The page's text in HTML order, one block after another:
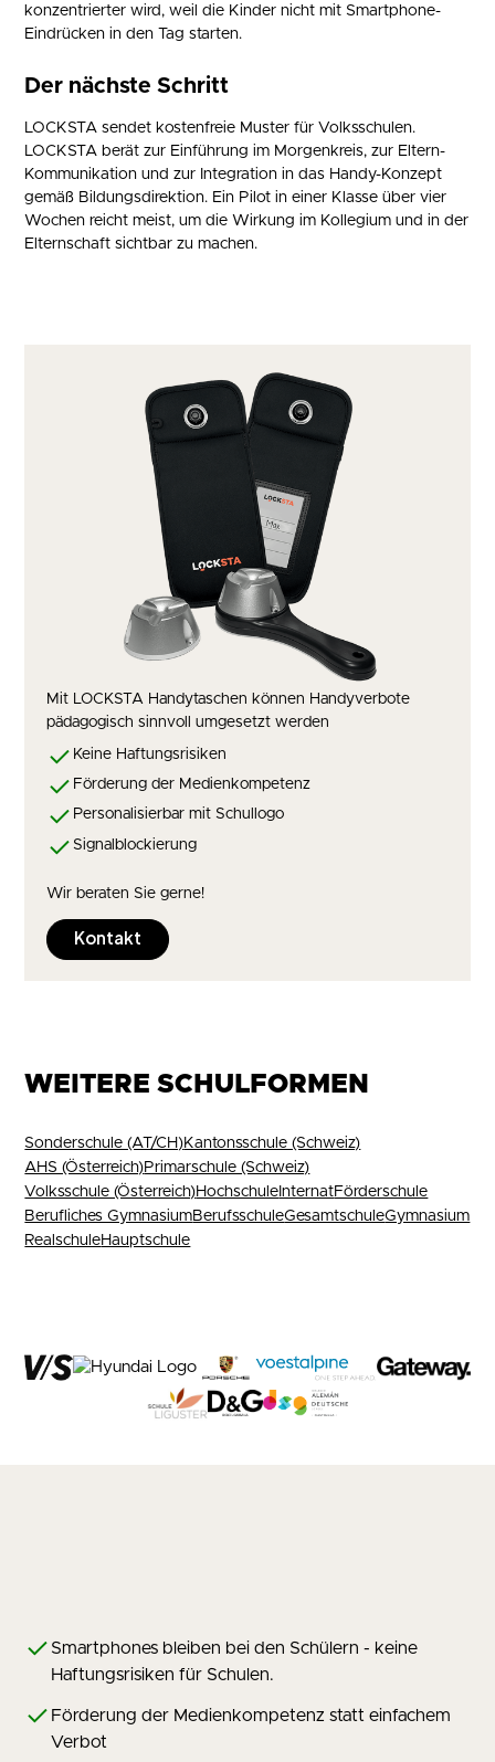
konzentrierter wird, weil die Kinder nicht mit Smartphone-
Eindrücken in den Tag starten.
Der nächste Schritt
LOCKSTA sendet kostenfreie Muster für Volksschulen.
LOCKSTA berät zur Einführung im Morgenkreis, zur Eltern-
Kommunikation und zur Integration in das Handy-Konzept
gemäß Bildungsdirektion. Ein Pilot in einer Klasse über vier
Wochen reicht meist, um die Wirkung im Kollegium und in der
Elternschaft sichtbar zu machen.
Mit LOCKSTA Handytaschen können Handyverbote
pädagogisch sinnvoll umgesetzt werden
Keine Haftungsrisiken
Förderung der Medienkompetenz
Personalisierbar mit Schullogo
Signalblockierung
Wir beraten Sie gerne!
Kontakt
WEITERE SCHULFORMEN
Sonderschule (AT/CH)Kantonsschule (Schweiz)
AHS (Österreich)Primarschule (Schweiz)
Volksschule (Österreich)Hochschule InternatFörderschule
Berufliches GymnasiumBerufsschuleGesamtschuleGymnasium
RealschuleHauptschule
Smartphones bleiben bei den Schülern - keine
Haftungsrisiken für Schulen.
Förderung der Medienkompetenz statt einfachem
Verbot